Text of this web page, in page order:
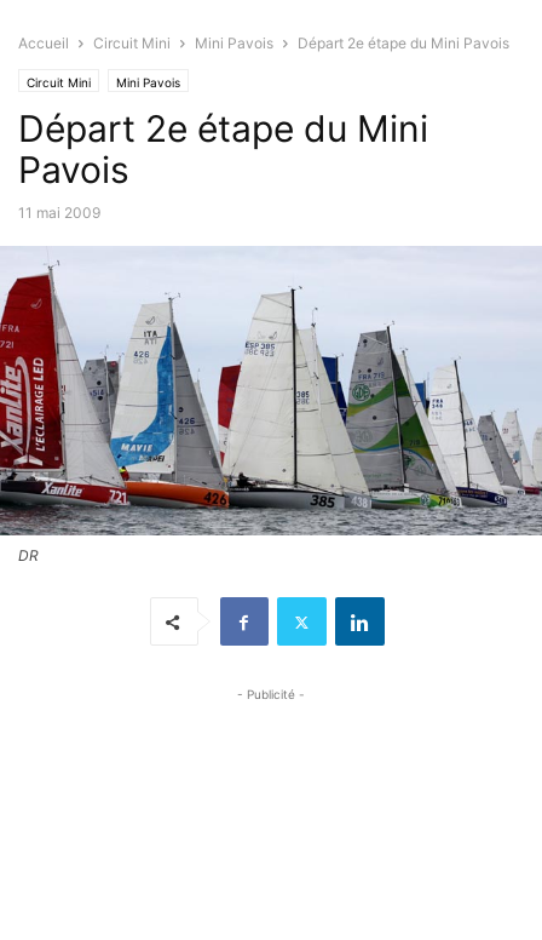
Accueil Circuit Mini Mini Pavois Départ 2e étape du Mini Pavois
Circuit Mini Mini Pavois
Départ 2e étape du Mini
Pavois
11 mai 2009
DR
- Publicité -